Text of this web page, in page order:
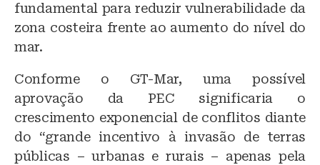
fundamental para reduzir vulnerabilidade da
zona costeira frente ao aumento do nível do
mar.
Conforme o GT-Mar, uma possível
aprovação da PEC significaria o
crescimento exponencial de conflitos diante
do “grande incentivo à invasão de terras
públicas – urbanas e rurais – apenas pela